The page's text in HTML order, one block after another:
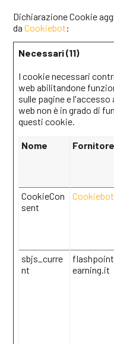
Dichiarazione Cookie
daCookiebot:
Necessari (11)
I cookie necessari
web abilitandone
sulle pagine e
web non è in grado di
questi cookie.
Nome Fornitore
CookieCon
sent
Cookiebot
sbjs_curre
nt
earning.it